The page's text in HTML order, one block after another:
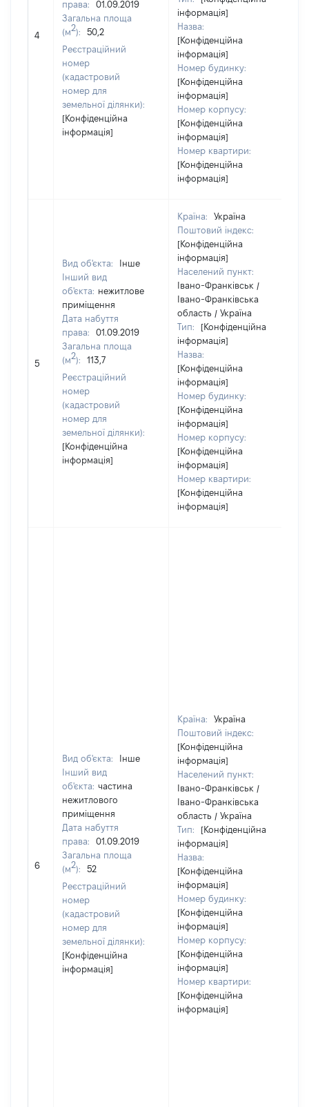
4
права:
01.09.2019
Загальна площа
(м2):
50,2
Реєстраційний
номер
(кадастровий
номер для
земельної ділянки):
[Конфіденційна
інформація]
інформація]
Назва:
[Конфіденційна
інформація]
Номер будинку:
[Конфіденційна
інформація]
Номер корпусу:
[Конфіденційна
інформація]
Номер квартири:
[Конфіденційна
інформація]
5
Вид об'єкта:
Інше
Інший вид
об'єкта: нежитлове
приміщення
Дата набуття
права:
01.09.2019
Загальна площа
(м2):
113,7
Реєстраційний
номер
(кадастровий
номер для
земельної ділянки):
[Конфіденційна
інформація]
Країна:
Україна
Поштовий індекс:
[Конфіденційна
інформація]
Населений пункт:
Івано-Франківськ /
Івано-Франківська
область / Україна
Тип:
[Конфіденційна
інформація]
Назва:
[Конфіденційна
інформація]
Номер будинку:
[Конфіденційна
інформація]
Номер корпусу:
[Конфіденційна
інформація]
Номер квартири:
[Конфіденційна
інформація]
6
Вид об'єкта:
Інше
Інший вид
об'єкта: частина
нежитлового
приміщення
Дата набуття
права:
01.09.2019
Загальна площа
(м2):
52
Реєстраційний
номер
(кадастровий
номер для
земельної ділянки):
[Конфіденційна
інформація]
Країна:
Україна
Поштовий індекс:
[Конфіденційна
інформація]
Населений пункт:
Івано-Франківськ /
Івано-Франківська
область / Україна
Тип:
[Конфіденційна
інформація]
Назва:
[Конфіденційна
інформація]
Номер будинку:
[Конфіденційна
інформація]
Номер корпусу:
[Конфіденційна
інформація]
Номер квартири:
[Конфіденційна
інформація]